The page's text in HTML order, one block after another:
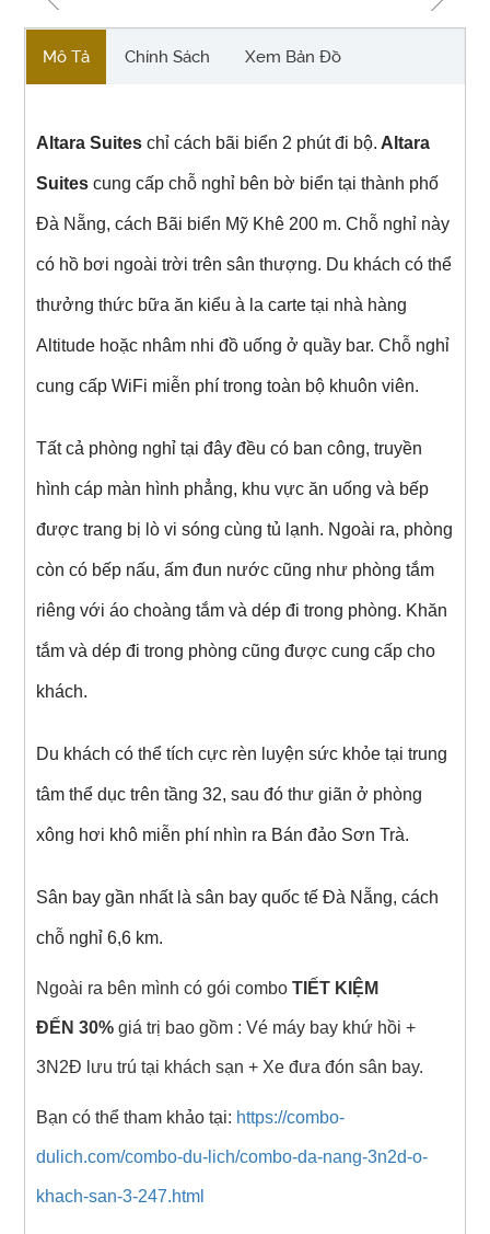
Mô Tả Chính Sách Xem Bản Đồ
Altara Suiteschỉ cách bãi biển 2 phút đi bộ. Altara
Suitescung cấp chỗ nghỉ bên bờ biển tại thành phố
Đà Nẵng, cách Bãi biển Mỹ Khê 200 m. Chỗ nghỉ này
có hồ bơi ngoài trời trên sân thượng. Du khách có thể
thưởng thức bữa ăn kiểu à la carte tại nhà hàng
Altitude hoặc nhâm nhi đồ uống ở quầy bar. Chỗ nghỉ
cung cấp WiFi miễn phí trong toàn bộ khuôn viên.
Tất cả phòng nghỉ tại đây đều có ban công, truyền
hình cáp màn hình phẳng, khu vực ăn uống và bếp
được trang bị lò vi sóng cùng tủ lạnh. Ngoài ra, phòng
còn có bếp nấu, ấm đun nước cũng như phòng tắm
riêng với áo choàng tắm và dép đi trong phòng. Khăn
tắm và dép đi trong phòng cũng được cung cấp cho
khách.
Du khách có thể tích cực rèn luyện sức khỏe tại trung
tâm thể dục trên tầng 32, sau đó thư giãn ở phòng
xông hơi khô miễn phí nhìn ra Bán đảo Sơn Trà.
Sân bay gần nhất là sân bay quốc tế Đà Nẵng, cách
chỗ nghỉ 6,6 km.
Ngoài ra bên mình có gói combo TIẾT KIỆM
ĐẾN 30%giá trị bao gồm : Vé máy bay khứ hồi +
3N2Đ lưu trú tại khách sạn + Xe đưa đón sân bay.
Bạn có thể tham khảo tại: https://combo-
dulich.com/combo-du-lich/combo-da-nang-3n2d-o-
khach-san-3-247.html